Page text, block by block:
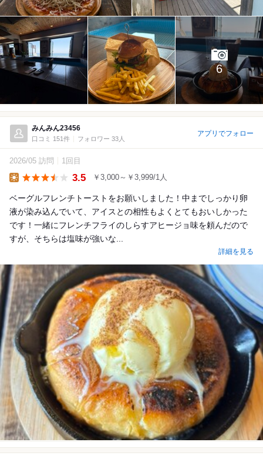
6
みんみん23456
口コミ 151件 フォロワー 33人
アプリでフォロー
2026/05 訪問 1回目
3.5 ￥3,000～￥3,999/1人
ベーグルフレンチトーストをお願いしました！中までしっかり卵
液が染み込んでいて、アイスとの相性もよくとてもおいしかった
です！一緒にフレンチフライのしらすアヒージョ味を頼んだので
すが、そちらは塩味が強いな...
詳細を見る